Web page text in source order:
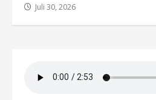
Juli 30, 2026